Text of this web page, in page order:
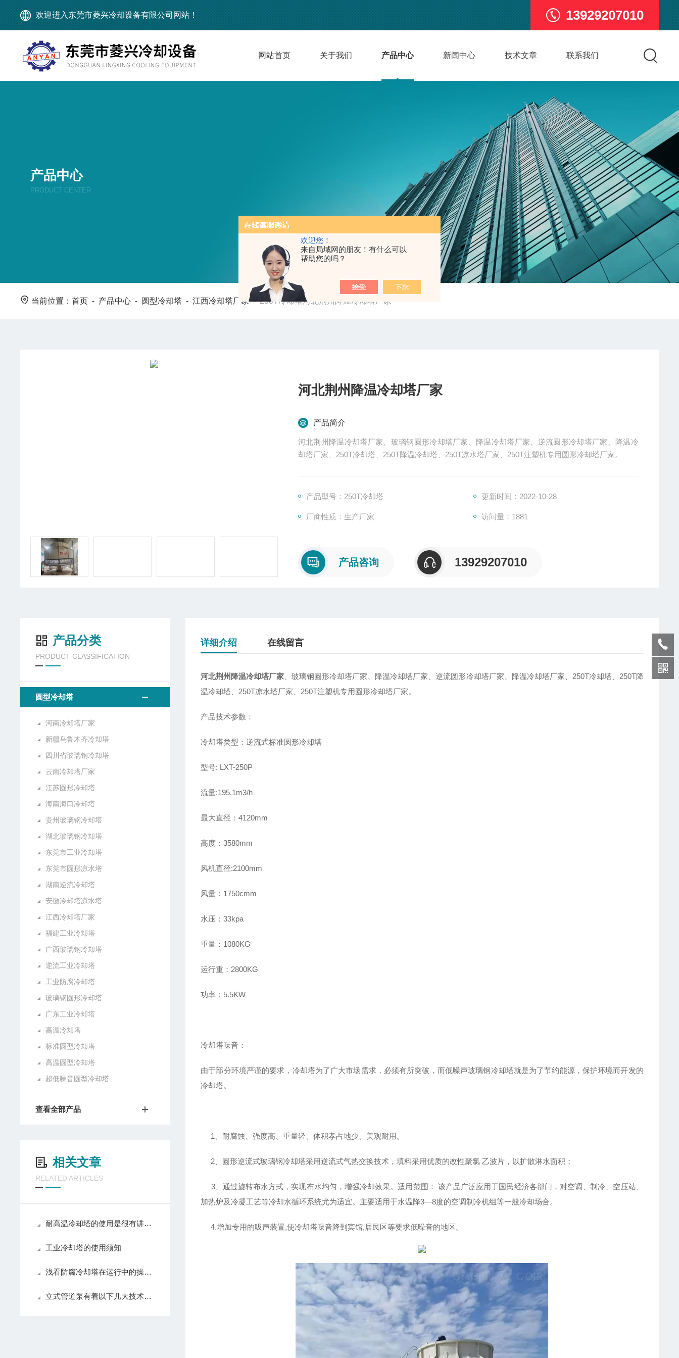
欢迎您！
来自局域网的朋友！有什么可以
帮助您的吗？
欢迎进入东莞市菱兴冷却设备有限公司网站！ 13929207010
网站首页 关于我们 产品中心 新闻中心 技术文章 联系我们
产品中心
PRODUCT CENTER
当前位置：首页 - 产品中心 - 圆型冷却塔 -江西冷却塔厂家-250T冷却塔河北荆州降温冷却塔厂家
河北荆州降温冷却塔厂家
产品简介
河北荆州降温冷却塔厂家、玻璃钢圆形冷却塔厂家、降温冷却塔厂家、逆流圆形冷却塔厂家、降温冷
却塔厂家、250T冷却塔、250T降温冷却塔、250T凉水塔厂家、250T注塑机专用圆形冷却塔厂家。
产品型号：250T冷却塔 更新时间：2022-10-28
厂商性质：生产厂家 访问量：1881
产品咨询 13929207010
产品分类
PRODUCT CLASSIFICATION
圆型冷却塔
河南冷却塔厂家
新疆乌鲁木齐冷却塔
四川省玻璃钢冷却塔
云南冷却塔厂家
江苏圆形冷却塔
海南海口冷却塔
贵州玻璃钢冷却塔
湖北玻璃钢冷却塔
东莞市工业冷却塔
东莞市圆形凉水塔
湖南逆流冷却塔
安徽冷却塔凉水塔
江西冷却塔厂家
福建工业冷却塔
广西玻璃钢冷却塔
逆流工业冷却塔
工业防腐冷却塔
玻璃钢圆形冷却塔
广东工业冷却塔
高温冷却塔
标准圆型冷却塔
高温圆型冷却塔
超低噪音圆型冷却塔
查看全部产品
相关文章
RELATED ARTICLES
耐高温冷却塔的使用是很有讲究的
工业冷却塔的使用须知
浅看防腐冷却塔在运行中的操作技巧
立式管道泵有着以下几大技术特点
详细介绍 在线留言
河北荆州降温冷却塔厂家 、玻璃钢圆形冷却塔厂家、降温冷却塔厂家、逆流圆形冷却塔厂家、降温冷却塔厂家、250T冷却塔、250T降
温冷却塔、250T凉水塔厂家、250T注塑机专用圆形冷却塔厂家。
产品技术参数：
冷却塔类型：逆流式标准圆形冷却塔
型号: LXT-250P
流量:195.1m3/h
最大直径：4120mm
高度：3580mm
风机直径:2100mm
风量：1750cmm
水压：33kpa
重量：1080KG
运行重：2800KG
功率：5.5KW
冷却塔噪音：
由于部分环境严谨的要求，冷却塔为了广大市场需求，必须有所突破，而低噪声玻璃钢冷却塔就是为了节约能源，保护环境而开发的
冷却塔。
1、耐腐蚀、强度高、重量轻、体积孝占地少、美观耐用。
2、圆形逆流式玻璃钢冷却塔采用逆流式气热交换技术，填料采用优质的改性聚氯 乙波片，以扩散淋水面积；
3、通过旋转布水方式，实现布水均匀，增强冷却效果。适用范围： 该产品广泛应用于国民经济各部门，对空调、制冷、空压站、
加热炉及冷凝工艺等冷却水循环系统尤为适宜。主要适用于水温降3—8度的空调制冷机组等一般冷却场合。
4.增加专用的吸声装置,使冷却塔噪音降到宾馆,居民区等要求低噪音的地区。